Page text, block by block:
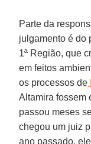
Parte da
julgamento é do
1ª Região, que
em feitos
os processos de
Altamira fossem
passou meses
chegou um juiz
ano passado,